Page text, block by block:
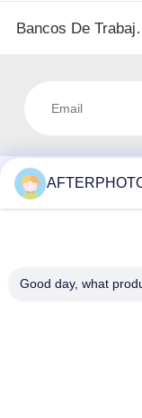
Good day, what